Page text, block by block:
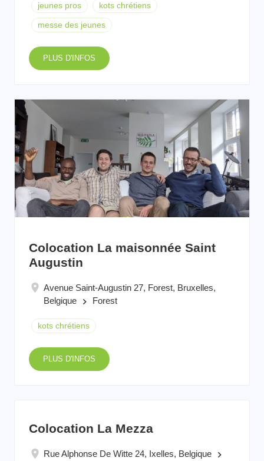
jeunes pros kots chrétiens
messe des jeunes
PLUS D'INFOS
Colocation La maisonnée Saint
Augustin
Avenue Saint-Augustin 27, Forest, Bruxelles,
Belgique
keyboard_arrow_right Forest
kots chrétiens
PLUS D'INFOS
Colocation La Mezza
Rue Alphonse De Witte 24, Ixelles, Belgique keyboard_arrow_right